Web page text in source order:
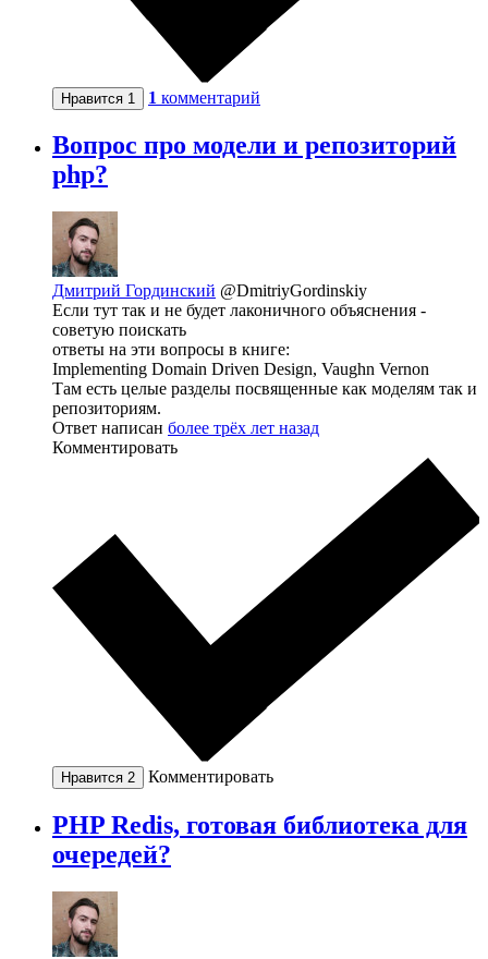
Нравится 1 1 комментарий
Вопрос про модели и репозиторий
php?
Дмитрий Гординский @DmitriyGordinskiy
Если тут так и не будет лаконичного объяснения -
советую поискать
ответы на эти вопросы в книге:
Implementing Domain Driven Design, Vaughn Vernon
Там есть целые разделы посвященные как моделям так и
репозиториям.
Ответ написан более трёх лет назад
Комментировать
Нравится 2 Комментировать
PHP Redis, готовая библиотека для
очередей?